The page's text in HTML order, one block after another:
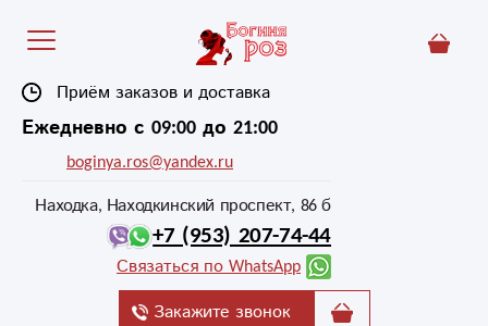
Приём заказов и доставка
Ежедневно с 09:00 до 21:00
boginya.ros@yandex.ru
Находка, Находкинский проспект, 86 б
+7 (953) 207-74-44
Связаться по WhatsApp
Закажите звонок